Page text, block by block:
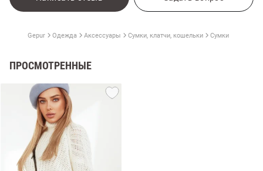
Gepur Одежда Аксессуары Сумки, клатчи, кошельки Сумки
ПРОСМОТРЕННЫЕ